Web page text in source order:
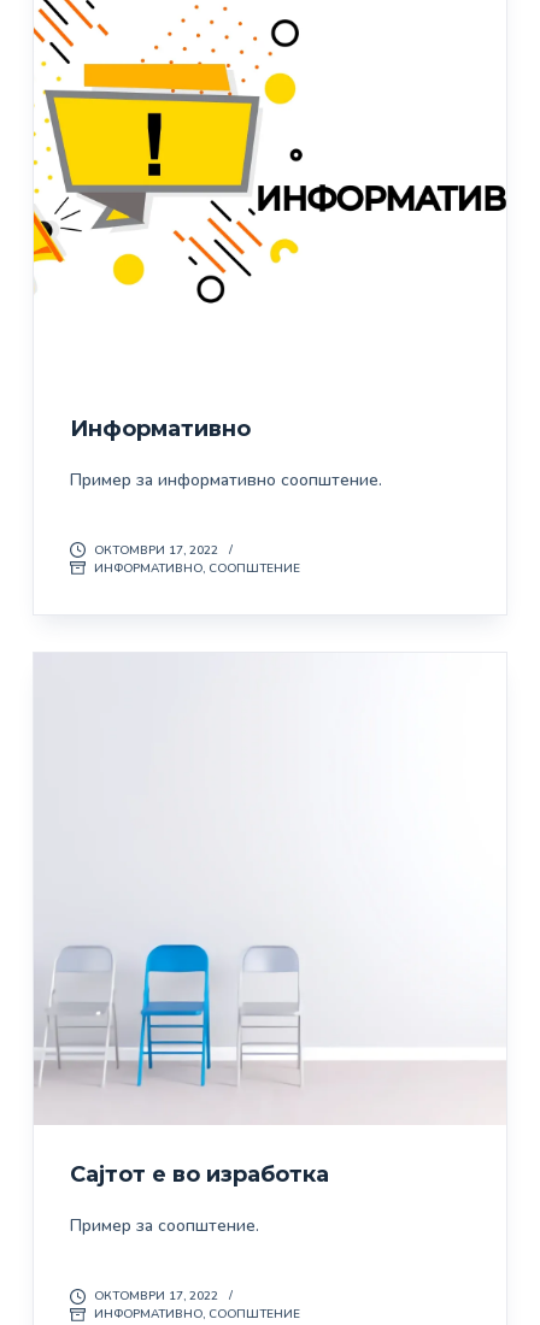
Информативно
Пример за информативно соопштение.
ОКТОМВРИ 17, 2022
ИНФОРМАТИВНО, СООПШТЕНИЕ
Сајтот е во изработка
Пример за соопштение.
ОКТОМВРИ 17, 2022
ИНФОРМАТИВНО, СООПШТЕНИЕ